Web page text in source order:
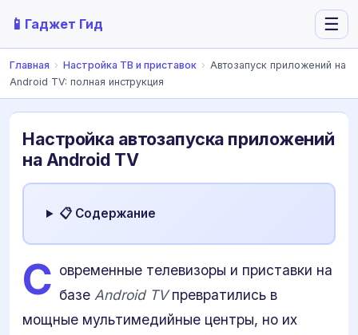
📱 Гаджет Гид ☰
Главная › Настройка ТВ и приставок › Автозапуск приложений на
Android TV: полная инструкция
Настройка автозапуска приложений
на Android TV
📋 Содержание
С овременные телевизоры и приставки на
базе Android TVпревратились в
мощные мультимедийные центры, но их